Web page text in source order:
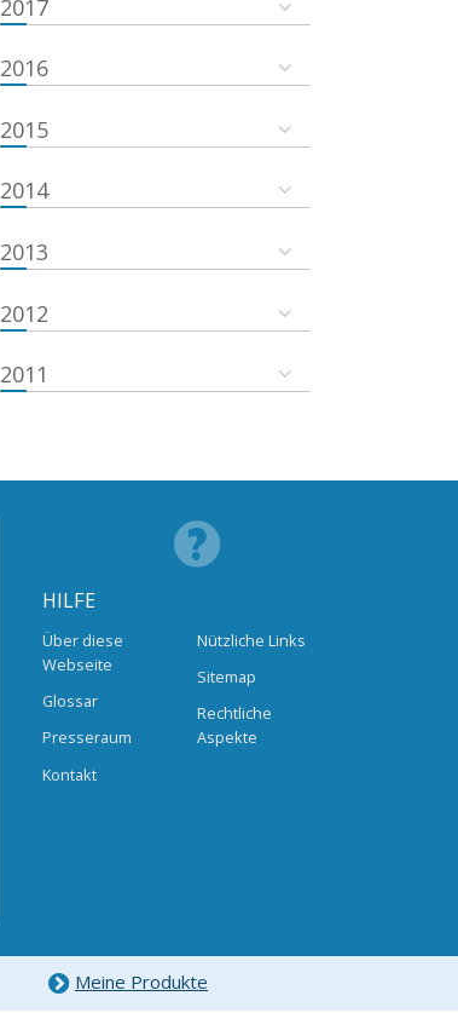
2017
2016
2015
2014
2013
2012
2011
HILFE
Über diese
Webseite
Glossar
Presseraum
Kontakt
Nützliche Links
Sitemap
Rechtliche
Aspekte
Meine Produkte